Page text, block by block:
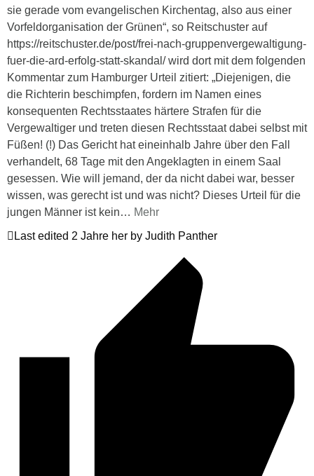
sie gerade vom evangelischen Kirchentag, also aus einer
Vorfeldorganisation der Grünen“, so Reitschuster auf
https://reitschuster.de/post/frei-nach-gruppenvergewaltigung-
fuer-die-ard-erfolg-statt-skandal/ wird dort mit dem folgenden
Kommentar zum Hamburger Urteil zitiert: „Diejenigen, die
die Richterin beschimpfen, fordern im Namen eines
konsequenten Rechtsstaates härtere Strafen für die
Vergewaltiger und treten diesen Rechtsstaat dabei selbst mit
Füßen! (!) Das Gericht hat eineinhalb Jahre über den Fall
verhandelt, 68 Tage mit den Angeklagten in einem Saal
gesessen. Wie will jemand, der da nicht dabei war, besser
wissen, was gerecht ist und was nicht? Dieses Urteil für die
jungen Männer ist kein… Mehr
Last edited 2 Jahre her by Judith Panther